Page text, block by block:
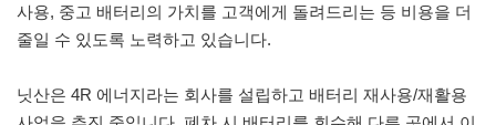
사용, 중고 배터리의 가치를 고객에게 돌려드리는 등 비용을 더
줄일 수 있도록 노력하고 있습니다.
닛산은 4R 에너지라는 회사를 설립하고 배터리 재사용/재활용